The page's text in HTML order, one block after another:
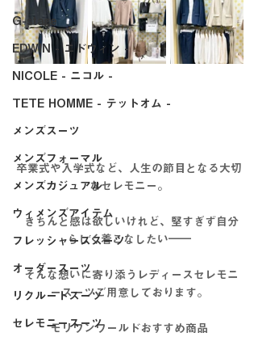
G-stage
EDWIN - エドウィン -
NICOLE - ニコル -
TETE HOMME - テットオム -
メンズスーツ
メンズフォーマル
メンズカジュアル
ウィメンズアイテム
フレッシャーズスーツ
オーダースーツ
リクルートスーツ
セレモニースーツ
卒業式や入学式など、人生の節目となる大切
なセレモニー。
らしく着こなしたい――
そんな想いに寄り添うレディースセレモニ
ースーツご用意しております。
モリワンワールドおすすめ商品